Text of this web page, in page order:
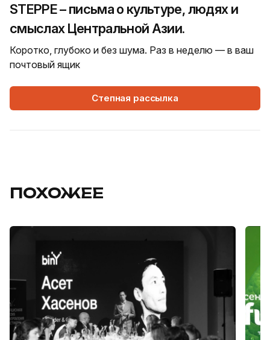
STEPPE – письма о культуре, людях и
смыслах Центральной Азии.
Коротко, глубоко и без шума. Раз в неделю — в ваш
почтовый ящик
Степная рассылка
ПОХОЖЕЕ